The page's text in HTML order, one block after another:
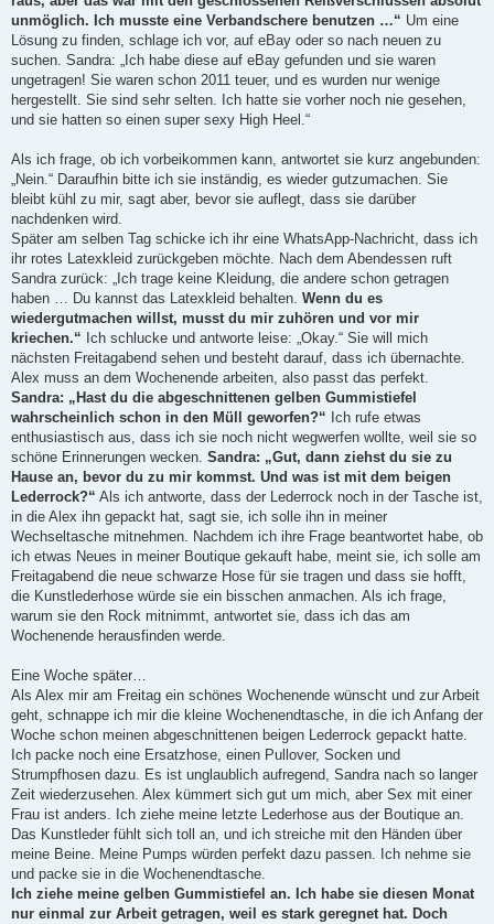
unmöglich. Ich musste eine Verbandschere benutzen …“ Um eine
Lösung zu finden, schlage ich vor, auf eBay oder so nach neuen zu
suchen. Sandra: „Ich habe diese auf eBay gefunden und sie waren
ungetragen! Sie waren schon 2011 teuer, und es wurden nur wenige
hergestellt. Sie sind sehr selten. Ich hatte sie vorher noch nie gesehen,
und sie hatten so einen super sexy High Heel.“
Als ich frage, ob ich vorbeikommen kann, antwortet sie kurz angebunden:
„Nein.“ Daraufhin bitte ich sie inständig, es wieder gutzumachen. Sie
bleibt kühl zu mir, sagt aber, bevor sie auflegt, dass sie darüber
nachdenken wird.
Später am selben Tag schicke ich ihr eine WhatsApp-Nachricht, dass ich
ihr rotes Latexkleid zurückgeben möchte. Nach dem Abendessen ruft
Sandra zurück: „Ich trage keine Kleidung, die andere schon getragen
haben … Du kannst das Latexkleid behalten. Wenn du es
wiedergutmachen willst, musst du mir zuhören und vor mir
kriechen.“ Ich schlucke und antworte leise: „Okay.“ Sie will mich
nächsten Freitagabend sehen und besteht darauf, dass ich übernachte.
Alex muss an dem Wochenende arbeiten, also passt das perfekt.
Sandra: „Hast du die abgeschnittenen gelben Gummistiefel
wahrscheinlich schon in den Müll geworfen?“ Ich rufe etwas
enthusiastisch aus, dass ich sie noch nicht wegwerfen wollte, weil sie so
schöne Erinnerungen wecken. Sandra: „Gut, dann ziehst du sie zu
Hause an, bevor du zu mir kommst. Und was ist mit dem beigen
Lederrock?“ Als ich antworte, dass der Lederrock noch in der Tasche ist,
in die Alex ihn gepackt hat, sagt sie, ich solle ihn in meiner
Wechseltasche mitnehmen. Nachdem ich ihre Frage beantwortet habe, ob
ich etwas Neues in meiner Boutique gekauft habe, meint sie, ich solle am
Freitagabend die neue schwarze Hose für sie tragen und dass sie hofft,
die Kunstlederhose würde sie ein bisschen anmachen. Als ich frage,
warum sie den Rock mitnimmt, antwortet sie, dass ich das am
Wochenende herausfinden werde.
Eine Woche später…
Als Alex mir am Freitag ein schönes Wochenende wünscht und zur Arbeit
geht, schnappe ich mir die kleine Wochenendtasche, in die ich Anfang der
Woche schon meinen abgeschnittenen beigen Lederrock gepackt hatte.
Ich packe noch eine Ersatzhose, einen Pullover, Socken und
Strumpfhosen dazu. Es ist unglaublich aufregend, Sandra nach so langer
Zeit wiederzusehen. Alex kümmert sich gut um mich, aber Sex mit einer
Frau ist anders. Ich ziehe meine letzte Lederhose aus der Boutique an.
Das Kunstleder fühlt sich toll an, und ich streiche mit den Händen über
meine Beine. Meine Pumps würden perfekt dazu passen. Ich nehme sie
und packe sie in die Wochenendtasche.
Ich ziehe meine gelben Gummistiefel an. Ich habe sie diesen Monat
nur einmal zur Arbeit getragen, weil es stark geregnet hat. Doch